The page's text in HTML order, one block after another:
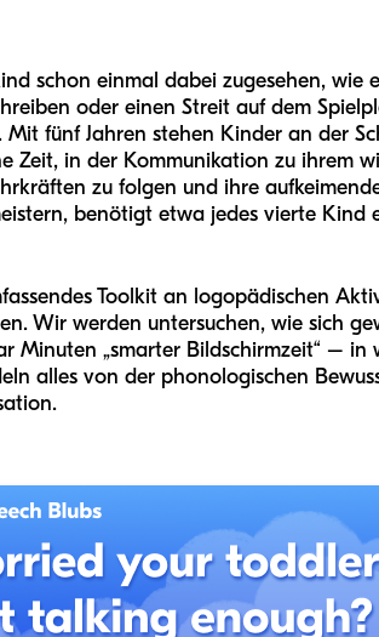
schon einmal dabei zugesehen,
oder einen Streit auf dem
Mit fünf Jahren stehen Kinder an der
Zeit, in der Kommunikation zu ihrem
zu folgen und ihre
benötigt etwa jedes vierte Kind
Toolkit an logopädischen
Wir werden untersuchen, wie sich
Minuten „smarter Bildschirmzeit“ –
alles von der phonologischen